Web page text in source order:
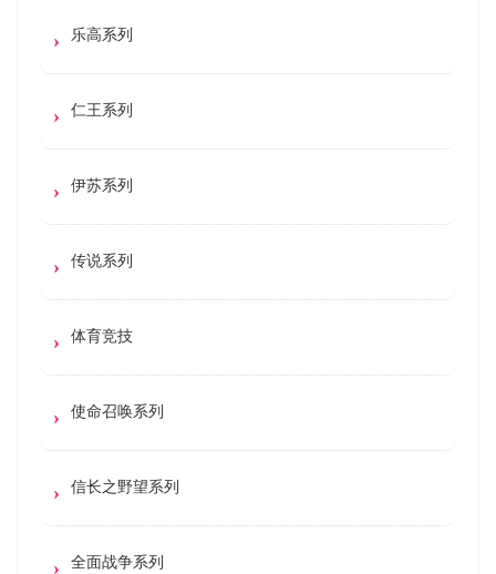
乐高系列
仁王系列
伊苏系列
传说系列
体育竞技
使命召唤系列
信长之野望系列
全面战争系列